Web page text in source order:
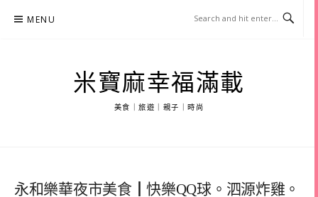
MENU
米寶麻幸福滿載
美食｜旅遊｜親子｜時尚
永和樂華夜市美食┃快樂QQ球。泗源炸雞。